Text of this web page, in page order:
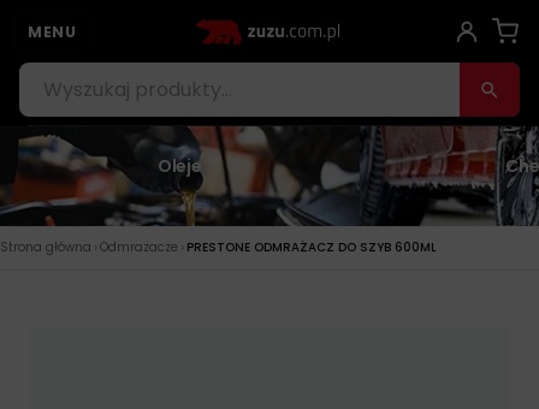
MENU
Oleje
Strona główna › Odmrażacze › PRESTONE ODMRAŻACZ DO SZYB 600ML